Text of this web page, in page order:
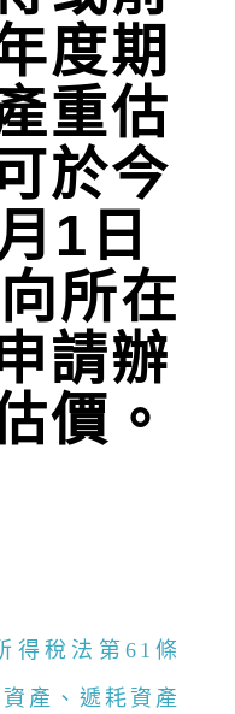
度期
重估
於今
1日
所在
請辦
價。
得稅法第61條
產、遞耗資產